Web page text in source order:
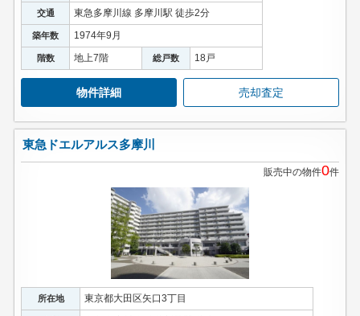
交通 東急多摩川線 多摩川駅 徒歩2分
築年数 1974年9月
階数 地上7階 総戸数 18戸
物件詳細 売却査定
東急ドエルアルス多摩川
販売中の物件0件
所在地 東京都大田区矢口3丁目